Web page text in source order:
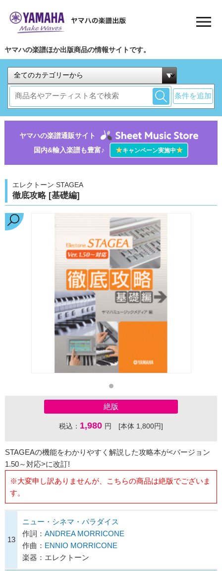
ヤマハの楽譜ほか出版商品の情報サイトです。
条件を追加
ヤマハの楽譜通販サイト
国内&輸入楽譜も豊富♪
★キャンペーン実施中★
エレクトーン STAGEA
徹底攻略 [基礎編]
絶版
税込： 1,980 円 [本体 1,800円]
STAGEAの機能をわかりやすく解説した攻略本が<バージョン
1.50～対応>に改訂!
※大変申し訳ありませんが、こちらの商品は絶版でございま
す。
13
ニュー・シネマ・パラダイス
作詞： ANDREA MORRICONE
作曲： ENNIO MORRICONE
楽器：エレクトーン